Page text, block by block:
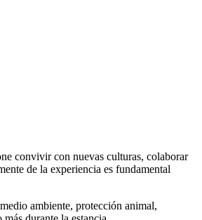
convivir con nuevas culturas, colaborar
de la experiencia es fundamental
ambiente, protección animal,